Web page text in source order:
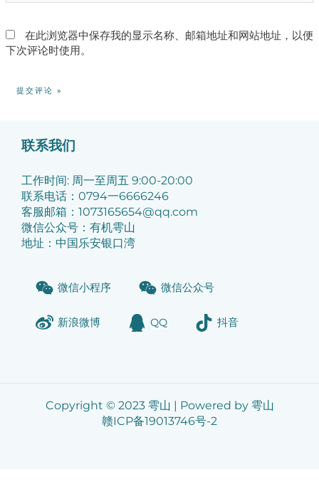
在此浏览器中保存我的显示名称、邮箱地址和网站地址，以便
下次评论时使用。
联系我们
工作时间: 周一至周五 9:00-20:00
联系电话：0794一6666246
客服邮箱：1073165654@qq.com
微信公众号：有机雩山
地址：中国乐安银口湾
微信小程序 微信公众号
新浪微博 QQ 抖音
Copyright © 2023 雩山 | Powered by 雩山
赣ICP备19013746号-2